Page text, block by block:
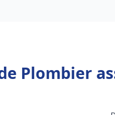
Plombier